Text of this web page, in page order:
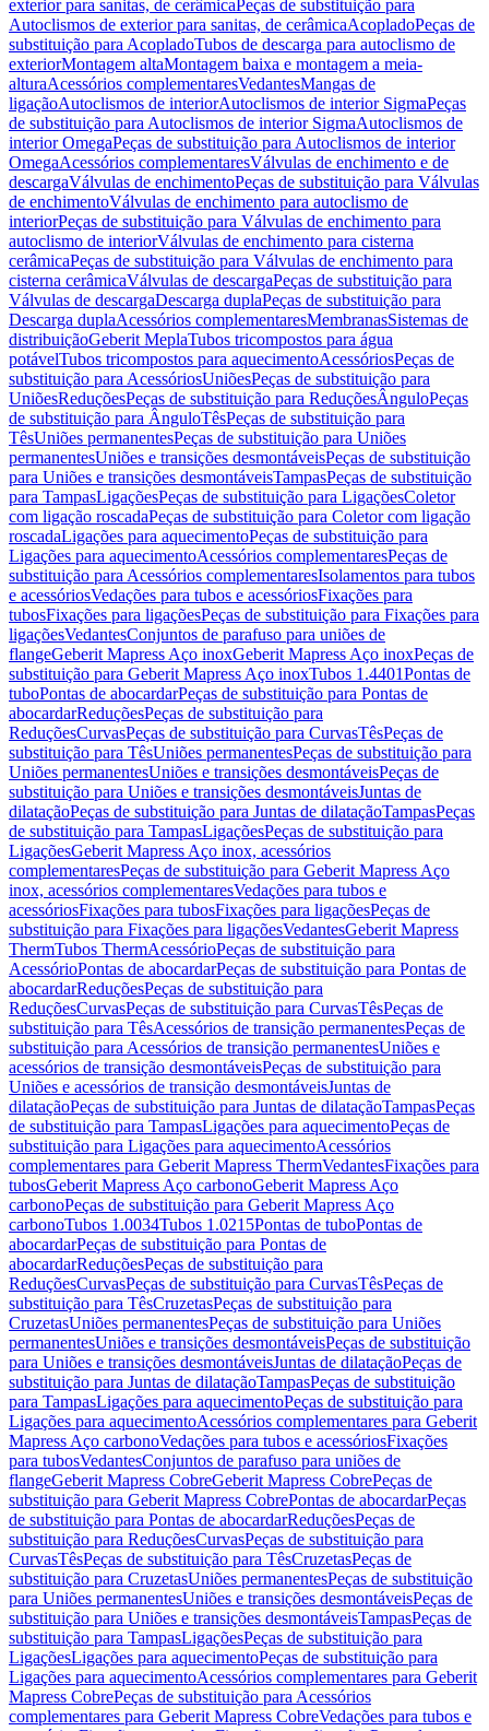
exterior para sanitas, de cerâmicaPeças de substituição para
Autoclismos de exterior para sanitas, de cerâmicaAcopladoPeças de
substituição para AcopladoTubos de descarga para autoclismo de
exteriorMontagem altaMontagem baixa e montagem a meia-
alturaAcessórios complementaresVedantesMangas de
ligaçãoAutoclismos de interiorAutoclismos de interior SigmaPeças
de substituição para Autoclismos de interior SigmaAutoclismos de
interior OmegaPeças de substituição para Autoclismos de interior
OmegaAcessórios complementaresVálvulas de enchimento e de
descargaVálvulas de enchimentoPeças de substituição para Válvulas
de enchimentoVálvulas de enchimento para autoclismo de
interiorPeças de substituição para Válvulas de enchimento para
autoclismo de interiorVálvulas de enchimento para cisterna
cerâmicaPeças de substituição para Válvulas de enchimento para
cisterna cerâmicaVálvulas de descargaPeças de substituição para
Válvulas de descargaDescarga duplaPeças de substituição para
Descarga duplaAcessórios complementaresMembranasSistemas de
distribuiçãoGeberit MeplaTubos tricompostos para água
potávelTubos tricompostos para aquecimentoAcessóriosPeças de
substituição para AcessóriosUniõesPeças de substituição para
UniõesReduçõesPeças de substituição para ReduçõesÂnguloPeças
de substituição para ÂnguloTêsPeças de substituição para
TêsUniões permanentesPeças de substituição para Uniões
permanentesUniões e transições desmontáveisPeças de substituição
para Uniões e transições desmontáveisTampasPeças de substituição
para TampasLigaçõesPeças de substituição para LigaçõesColetor
com ligação roscadaPeças de substituição para Coletor com ligação
roscadaLigações para aquecimentoPeças de substituição para
Ligações para aquecimentoAcessórios complementaresPeças de
substituição para Acessórios complementaresIsolamentos para tubos
e acessóriosVedações para tubos e acessóriosFixações para
tubosFixações para ligaçõesPeças de substituição para Fixações para
ligaçõesVedantesConjuntos de parafuso para uniões de
flangeGeberit Mapress Aço inoxGeberit Mapress Aço inoxPeças de
substituição para Geberit Mapress Aço inoxTubos 1.4401Pontas de
tuboPontas de abocardarPeças de substituição para Pontas de
abocardarReduçõesPeças de substituição para
ReduçõesCurvasPeças de substituição para CurvasTêsPeças de
substituição para TêsUniões permanentesPeças de substituição para
Uniões permanentesUniões e transições desmontáveisPeças de
substituição para Uniões e transições desmontáveisJuntas de
dilataçãoPeças de substituição para Juntas de dilataçãoTampasPeças
de substituição para TampasLigaçõesPeças de substituição para
LigaçõesGeberit Mapress Aço inox, acessórios
complementaresPeças de substituição para Geberit Mapress Aço
inox, acessórios complementaresVedações para tubos e
acessóriosFixações para tubosFixações para ligaçõesPeças de
substituição para Fixações para ligaçõesVedantesGeberit Mapress
ThermTubos ThermAcessórioPeças de substituição para
AcessórioPontas de abocardarPeças de substituição para Pontas de
abocardarReduçõesPeças de substituição para
ReduçõesCurvasPeças de substituição para CurvasTêsPeças de
substituição para TêsAcessórios de transição permanentesPeças de
substituição para Acessórios de transição permanentesUniões e
acessórios de transição desmontáveisPeças de substituição para
Uniões e acessórios de transição desmontáveisJuntas de
dilataçãoPeças de substituição para Juntas de dilataçãoTampasPeças
de substituição para TampasLigações para aquecimentoPeças de
substituição para Ligações para aquecimentoAcessórios
complementares para Geberit Mapress ThermVedantesFixações para
tubosGeberit Mapress Aço carbonoGeberit Mapress Aço
carbonoPeças de substituição para Geberit Mapress Aço
carbonoTubos 1.0034Tubos 1.0215Pontas de tuboPontas de
abocardarPeças de substituição para Pontas de
abocardarReduçõesPeças de substituição para
ReduçõesCurvasPeças de substituição para CurvasTêsPeças de
substituição para TêsCruzetasPeças de substituição para
CruzetasUniões permanentesPeças de substituição para Uniões
permanentesUniões e transições desmontáveisPeças de substituição
para Uniões e transições desmontáveisJuntas de dilataçãoPeças de
substituição para Juntas de dilataçãoTampasPeças de substituição
para TampasLigações para aquecimentoPeças de substituição para
Ligações para aquecimentoAcessórios complementares para Geberit
Mapress Aço carbonoVedações para tubos e acessóriosFixações
para tubosVedantesConjuntos de parafuso para uniões de
flangeGeberit Mapress CobreGeberit Mapress CobrePeças de
substituição para Geberit Mapress CobrePontas de abocardarPeças
de substituição para Pontas de abocardarReduçõesPeças de
substituição para ReduçõesCurvasPeças de substituição para
CurvasTêsPeças de substituição para TêsCruzetasPeças de
substituição para CruzetasUniões permanentesPeças de substituição
para Uniões permanentesUniões e transições desmontáveisPeças de
substituição para Uniões e transições desmontáveisTampasPeças de
substituição para TampasLigaçõesPeças de substituição para
LigaçõesLigações para aquecimentoPeças de substituição para
Ligações para aquecimentoAcessórios complementares para Geberit
Mapress CobrePeças de substituição para Acessórios
complementares para Geberit Mapress CobreVedações para tubos e